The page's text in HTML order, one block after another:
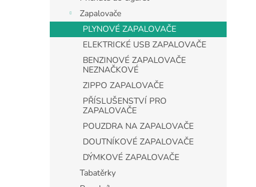
Zapalovače
PLYNOVÉ ZAPALOVAČE
ELEKTRICKÉ USB ZAPALOVAČE
BENZINOVÉ ZAPALOVAČE
NEZNAČKOVÉ
ZIPPO ZAPALOVAČE
PŘÍSLUŠENSTVÍ PRO
ZAPALOVAČE
POUZDRA NA ZAPALOVAČE
DOUTNÍKOVÉ ZAPALOVAČE
DÝMKOVÉ ZAPALOVAČE
Tabatěrky